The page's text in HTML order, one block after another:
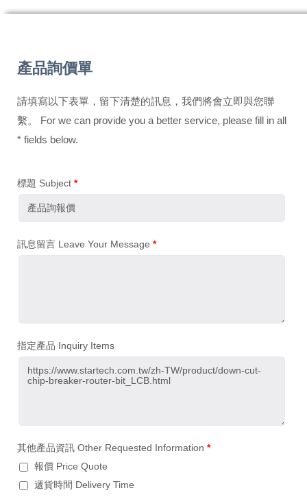
產品詢價單
請填寫以下表單，留下清楚的訊息，我們將會立即與您聯
繫。 For we can provide you a better service, please fill in all
* fields below.
標題 Subject *
訊息留言 Leave Your Message *
指定產品 Inquiry Items
其他產品資訊 Other Requested Information *
報價 Price Quote
遞貨時間 Delivery Time